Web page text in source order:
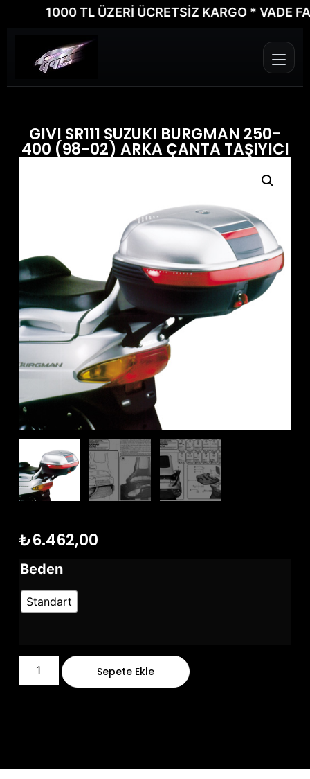
1000 TL ÜZERİ ÜCRETSİZ KARGO * VADE
GIVI SR111 SUZUKI BURGMAN 250-
400 (98-02) ARKA ÇANTA TAŞIYICI
₺6.462,00
Beden
Standart
Sepete Ekle